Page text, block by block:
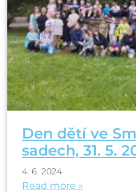
Den dětí ve
sadech, 31. 5.
4. 6. 2024
Read more »